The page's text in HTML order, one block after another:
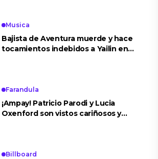
Musica
Bajista de Aventura muerde y hace
tocamientos indebidos a Yailin en
Farandula
¡Ampay! Patricio Parodi y Lucia
Oxenford son vistos cariñosos y
Billboard